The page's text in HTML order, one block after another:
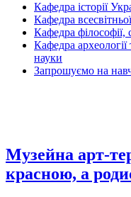
Кафедра історії
Кафедра
Кафедра філософії,
Кафедра археології
науки
Запрошуємо на
Музейна арт-
красною, а